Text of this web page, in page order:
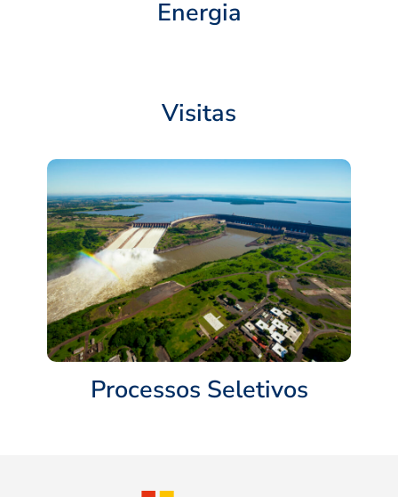
Energia
Visitas
Processos Seletivos